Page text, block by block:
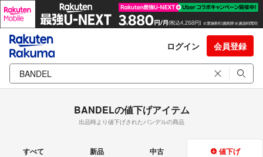
ログイン 会員登録
BANDELの値下げアイテム
出品時より値下げされたバンデルの商品
すべて 新品 中古 値下げ